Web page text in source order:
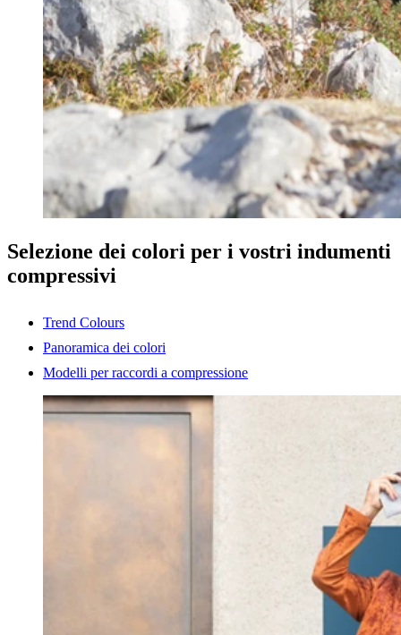
Selezione dei colori per i vostri indumenti
compressivi
Trend Colours
Panoramica dei colori
Modelli per raccordi a compressione